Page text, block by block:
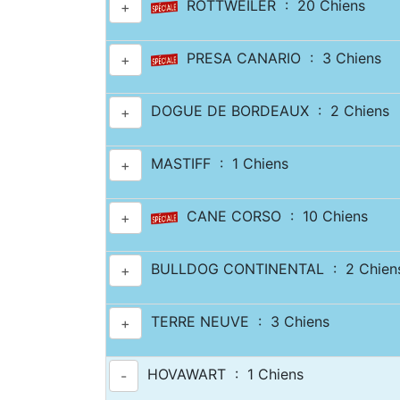
+ ROTTWEILER : 20 Chiens
+ PRESA CANARIO : 3 Chiens
+ DOGUE DE BORDEAUX : 2 Chiens
+ MASTIFF : 1 Chiens
+ CANE CORSO : 10 Chiens
+ BULLDOG CONTINENTAL : 2
+ TERRE NEUVE : 3 Chiens
- HOVAWART : 1 Chiens